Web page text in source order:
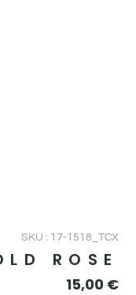
SKU : 17-1518_TCX
ROSE
15,00 €